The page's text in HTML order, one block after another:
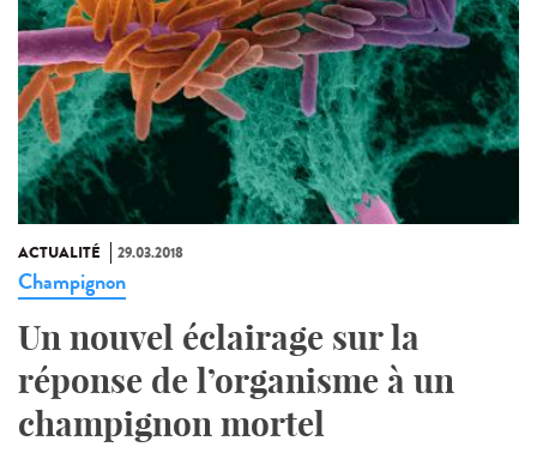
ACTUALITÉ 29.03.2018
Champignon
Un nouvel éclairage sur la
réponse de l’organisme à un
champignon mortel